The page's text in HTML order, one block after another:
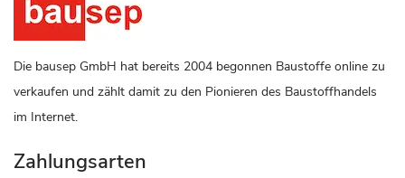
Die bausep GmbH hat bereits 2004 begonnen Baustoffe online zu
verkaufen und zählt damit zu den Pionieren des Baustoffhandels
im Internet.
Zahlungsarten